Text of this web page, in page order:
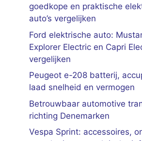
goedkope en praktische
auto’s vergelijken
Ford elektrische auto:
Explorer Electric en Capri
vergelijken
Peugeot e-208 batterij,
laad snelheid en vermogen
Betrouwbaar automotive
richting Denemarken
Vespa Sprint: accessoires,